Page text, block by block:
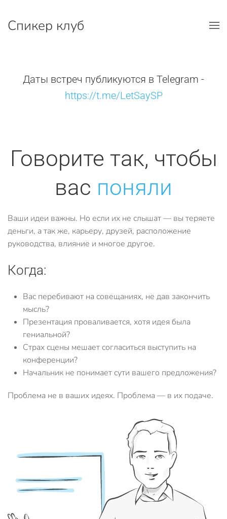
Перейти к содержимому
Спикер клуб
Даты встреч публикуются в Telegram -
https://t.me/LetSaySP
Говорите так, чтобы
вас поняли
Ваши идеи важны. Но если их не слышат — вы теряете
деньги, а так же, карьеру, друзей, расположение
руководства, влияние и многое другое.
Когда:
Вас перебивают на совещаниях, не дав закончить
мысль?
Презентация проваливается, хотя идея была
гениальной?
Страх сцены мешает согласиться выступить на
конференции?
Начальник не понимает сути вашего предложения?
Проблема не в ваших идеях. Проблема — в их подаче.